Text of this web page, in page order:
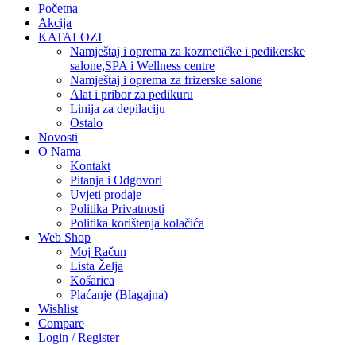
Početna
Akcija
KATALOZI
Namještaj i oprema za kozmetičke i pedikerske
salone,SPA i Wellness centre
Namještaj i oprema za frizerske salone
Alat i pribor za pedikuru
Linija za depilaciju
Ostalo
Novosti
O Nama
Kontakt
Pitanja i Odgovori
Uvjeti prodaje
Politika Privatnosti
Politika korištenja kolačića
Web Shop
Moj Račun
Lista Želja
Košarica
Plaćanje (Blagajna)
Wishlist
Compare
Login / Register